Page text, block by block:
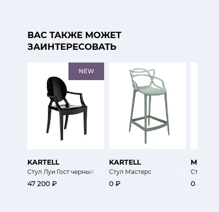
ВАС ТАКЖЕ МОЖЕТ
ЗАИНТЕРЕСОВАТЬ
NEW
KARTELL
Стул Луи Гост черный
47 200 ₽
KARTELL
Стул Мастерс
0 ₽
Стул с
0 ₽